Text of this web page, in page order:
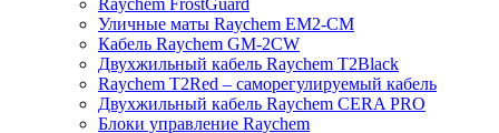
Raychem FrostGuard
Уличные маты Raychem EM2-CM
Кабель Raychem GM-2CW
Двухжильный кабель Raychem T2Black
Raychem T2Red – саморегулируемый кабель
Двухжильный кабель Raychem CERA PRO
Блоки управление Raychem